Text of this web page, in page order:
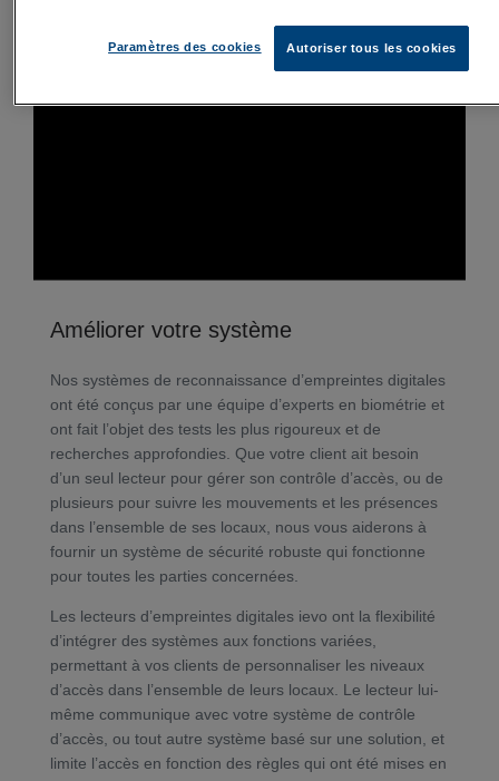
Améliorer votre système
Nos systèmes de reconnaissance d’empreintes digitales
ont été conçus par une équipe d’experts en biométrie et
ont fait l’objet des tests les plus rigoureux et de
recherches approfondies. Que votre client ait besoin
d’un seul lecteur pour gérer son contrôle d’accès, ou de
plusieurs pour suivre les mouvements et les présences
dans l’ensemble de ses locaux, nous vous aiderons à
fournir un système de sécurité robuste qui fonctionne
pour toutes les parties concernées.
Les lecteurs d’empreintes digitales ievo ont la flexibilité
d’intégrer des systèmes aux fonctions variées,
permettant à vos clients de personnaliser les niveaux
d’accès dans l’ensemble de leurs locaux. Le lecteur lui-
même communique avec votre système de contrôle
d’accès, ou tout autre système basé sur une solution, et
limite l’accès en fonction des règles qui ont été mises en
Autoriser tous les cookies
Paramètres des cookies